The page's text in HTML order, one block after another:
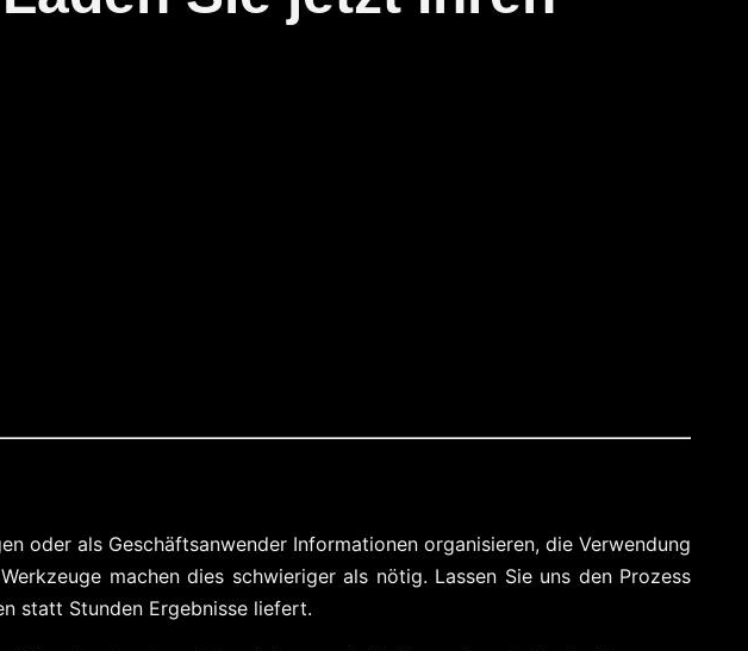
oder als Geschäftsanwender Informationen organisieren, die Verwendung
machen dies schwieriger als nötig. Lassen Sie uns den Prozess
statt Stunden Ergebnisse liefert.